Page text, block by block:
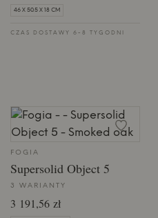
46 X 50.5 X 18 CM
CZAS DOSTAWY 6-8 TYGODNI
FOGIA
Supersolid Object 5
3 WARIANTY
3 191,56 zł